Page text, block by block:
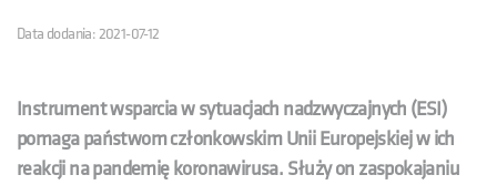
Data dodania: 2021-07-12
Instrument wsparcia w sytuacjach nadzwyczajnych (ESI)
pomaga państwom członkowskim Unii Europejskiej w ich
reakcji na pandemię koronawirusa. Służy on zaspokajaniu